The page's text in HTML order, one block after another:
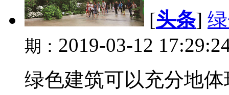
[头条]
期： 2019-03-12
绿色建筑可以充分地